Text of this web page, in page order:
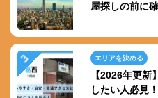
屋探しの前に
エリアを決める
【2026年更
したい人必見